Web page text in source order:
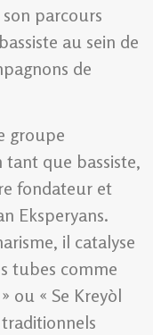
parcours
au sein de
de
groupe
tant que bassiste,
fondateur et
Eksperyans.
il catalyse
tubes comme
ou « Se Kreyòl